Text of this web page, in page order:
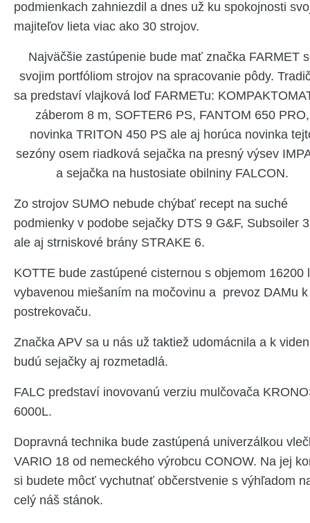
podmienkach zahniezdil a dnes už ku spokojnosti
majiteľov lieta viac ako 30 strojov.
Najväčšie zastúpenie bude mať značka FARMET
svojim portfóliom strojov na spracovanie pôdy.
sa predstaví vlajková loď FARMETu:
záberom 8 m, SOFTER6 PS, FANTOM 650 PRO,
novinka TRITON 450 PS ale aj horúca novinka
sezóny osem riadková sejačka na presný výsev
a sejačka na hustosiate obilniny FALCON.
Zo strojov SUMO nebude chýbať recept na suché
podmienky v podobe sejačky DTS 9 G&F, Subsoiler
ale aj strniskové brány STRAKE 6.
KOTTE bude zastúpené cisternou s objemom 16200
vybavenou miešaním na močovinu a prevoz DAMu k
postrekovaču.
Značka APV sa u nás už taktiež udomácnila a k
budú sejačky aj rozmetadlá.
FALC predstaví inovovanú verziu mulčovača
6000L.
Dopravná technika bude zastúpená univerzálkou
VARIO 18 od nemeckého výrobcu CONOW. Na jej
si budete môcť vychutnať občerstvenie s výhľadom
celý náš stánok.